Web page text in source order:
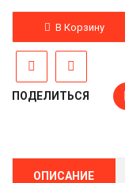
В Корзину
ПОДЕЛИТЬСЯ
ОПИСАНИЕ